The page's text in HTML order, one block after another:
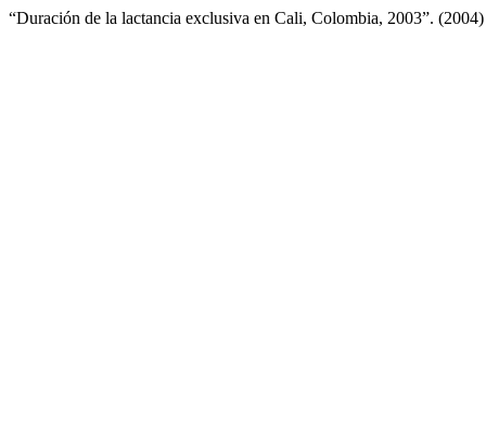
“Duración de la lactancia exclusiva en Cali, Colombia, 2003”.